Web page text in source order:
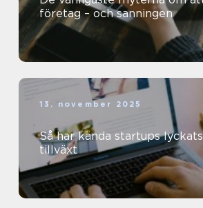
företag – och sanningen
13. november 2025
Så har kända startups
tillväxt